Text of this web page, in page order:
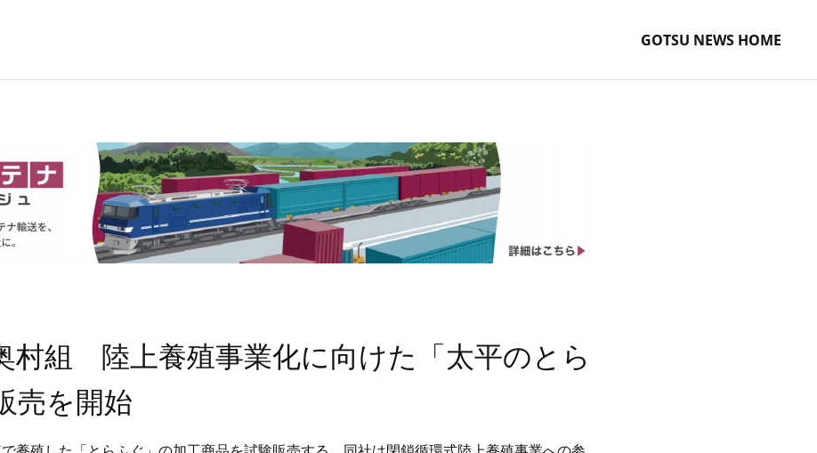
GOTSU NEWS HOME
村組 陸上養殖事業化に向けた「太平のとら
売を開始